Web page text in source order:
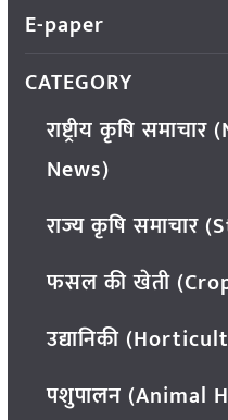
E-paper
CATEGORY
राष्ट्रीय कृषि
News)
राज्य कृषि समाचार
फसल की खेती
उद्यानिकी
पशुपालन (Animal